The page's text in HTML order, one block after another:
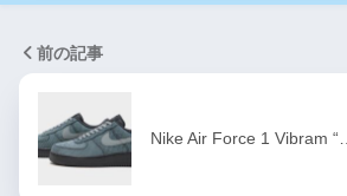
前の記事
Nike Air Force 1 Vibram “…